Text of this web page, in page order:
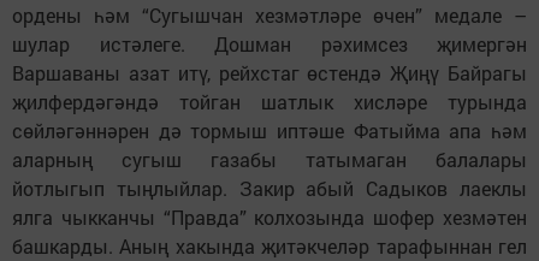
ордены һәм “Сугышчан хезмәтләре өчен” медале –
шулар истәлеге. Дошман рәхимсез җимергән
Варшаваны азат итү, рейхстаг өстендә Җиңү Байрагы
җилфердәгәндә тойган шатлык хисләре турында
сөйләгәннәрен дә тормыш иптәше Фатыйма апа һәм
аларның сугыш газабы татымаган балалары
йотлыгып тыңлыйлар. Закир абый Садыков лаеклы
ялга чыкканчы “Правда” колхозында шофер хезмәтен
башкарды. Аның хакында җитәкчеләр тарафыннан гел